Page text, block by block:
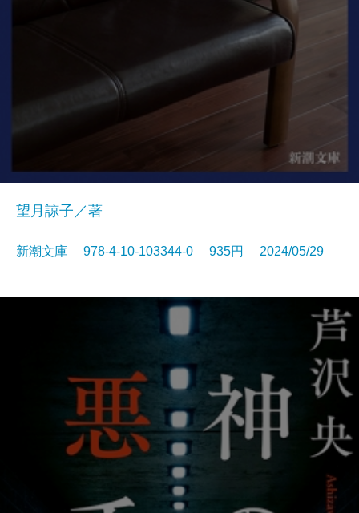
望月諒子／著
新潮文庫 978-4-10-103344-0 935円 2024/05/29